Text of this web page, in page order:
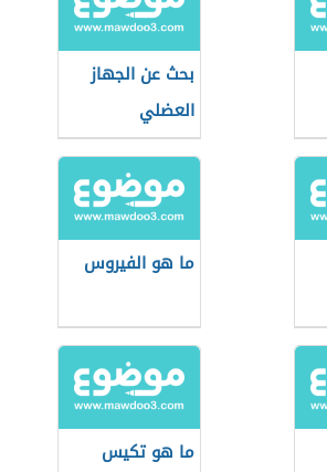
بحث عن الجهاز
العضلي
ما هو الفيروس
ما هو تكيس